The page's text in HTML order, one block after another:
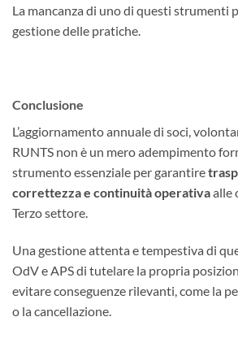
La mancanza di uno di questi strumenti
gestione delle pratiche.
Conclusione
L’aggiornamento annuale di soci,
RUNTS non è un mero adempimento
strumento essenziale per garantire
correttezza e continuità operativaalle
Terzo settore.
Una gestione attenta e tempestiva di
OdV e APS di tutelare la propria
evitare conseguenze rilevanti, come la
o la cancellazione.